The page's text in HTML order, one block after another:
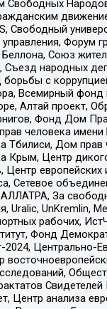
Свободных
Свободный
управления, Форум
Союз
народных
с
Всемирный фонд
Алтай проект,
Фонд Дом
человека имени
Тбилиси, Дом прав
Крым, Центр
европейских
Сетевое
АЛЛАТРА, За
Uralic, UnKremlin,
рабочих,
Фонд
2024, Центрально-
Свидетелей
Центр анализа